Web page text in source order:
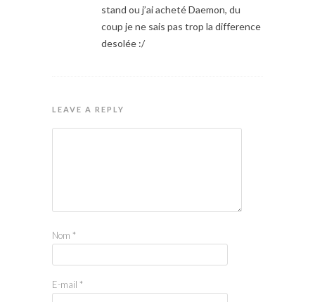
stand ou j’ai acheté Daemon, du
coup je ne sais pas trop la difference
desolée :/
LEAVE A REPLY
Nom *
E-mail *